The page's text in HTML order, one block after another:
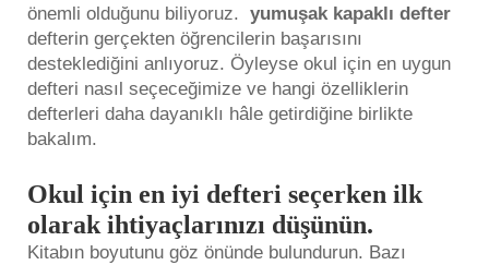
önemli olduğunu biliyoruz. yumuşak kapaklı defter
defterin gerçekten öğrencilerin başarısını
desteklediğini anlıyoruz. Öyleyse okul için en uygun
defteri nasıl seçeceğimize ve hangi özelliklerin
defterleri daha dayanıklı hâle getirdiğine birlikte
bakalım.
Okul için en iyi defteri seçerken ilk
olarak ihtiyaçlarınızı düşünün.
Kitabın boyutunu göz önünde bulundurun. Bazı